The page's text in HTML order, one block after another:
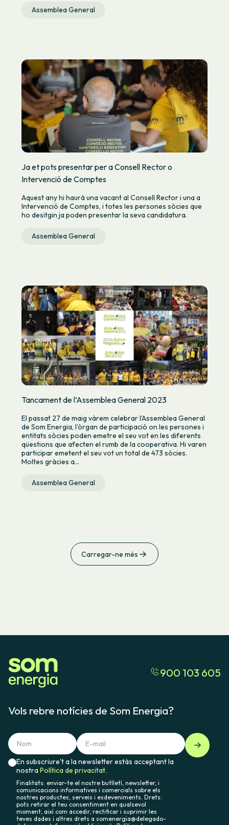
Assemblea General
Ja et pots presentar per a Consell Rector o
Intervenció de Comptes
Aquest any hi haurà una vacant al Consell Rector i una a
Intervenció de Comptes, i totes les persones sòcies que
ho desitgin ja poden presentar la seva candidatura.
Assemblea General
Tancament de l’Assemblea General 2023
El passat 27 de maig vàrem celebrar l’Assemblea General
de Som Energia, l’òrgan de participació on les persones i
entitats sòcies poden emetre el seu vot en les diferents
qüestions que afecten el rumb de la cooperativa. Hi varen
participar emetent el seu vot un total de 473 sòcies.
Moltes gràcies a...
Assemblea General
Carregar-ne més
900 103 605
Vols rebre notícies de Som Energia?
En subscriure't a la newsletter estàs acceptant la
nostraPolítica de privacitat.
Finalitats: enviar-te el nostre butlletí, newsletter, i
comunicacions informatives i comercials sobre els
nostres productes, serveis i esdeveniments. Drets:
pots retirar el teu consentiment en qualsevol
moment, així com accedir, rectificar i suprimir les
teves dades i altres drets a somenergia@delegado-